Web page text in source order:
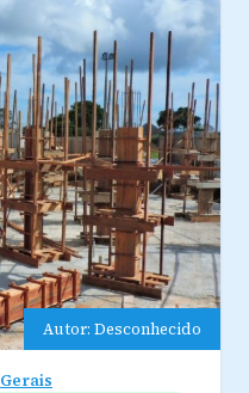
Autor: Desconhecido
Gerais